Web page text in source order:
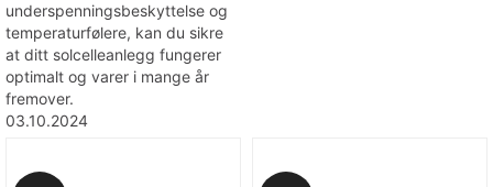
underspenningsbeskyttelse og
temperaturfølere, kan du sikre
at ditt solcelleanlegg fungerer
optimalt og varer i mange år
fremover.
03.10.2024